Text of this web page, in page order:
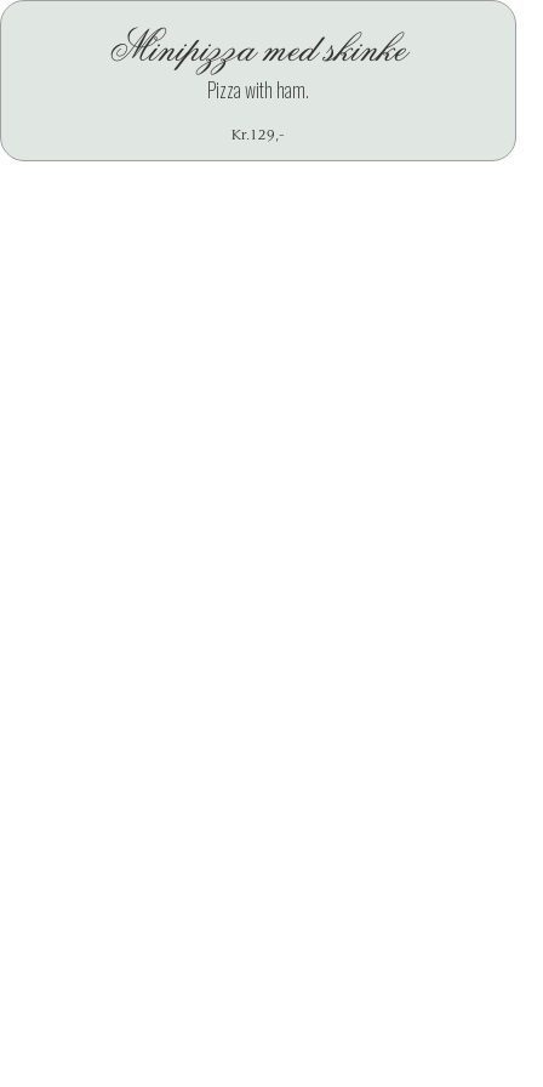
Minipizza med skinke
Pizza with ham.
Kr. 129 ,-